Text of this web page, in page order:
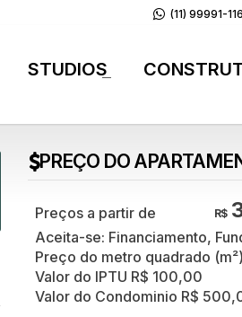
(11) 99991-
STUDIOS
PREÇO DO
R$
Aceita-se: Financiamento,
Preço do metro quadrado (m²)
Valor do IPTU R$ 100,00
Valor do Condominio R$